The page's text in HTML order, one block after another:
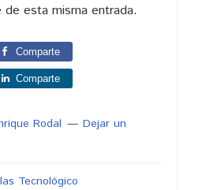
de esta misma entrada.
Comparte
Comparte
Rodal
Dejar un
Tecnológico